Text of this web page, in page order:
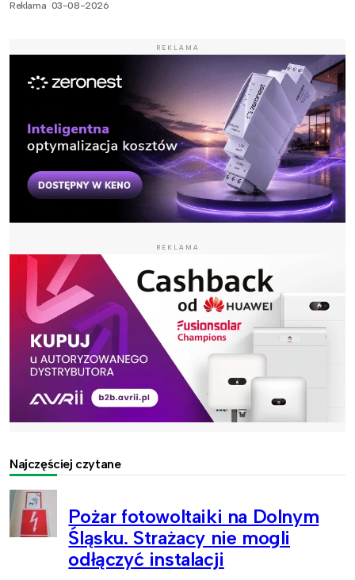
Reklama 03-08-2026
REKLAMA
REKLAMA
Najczęściej czytane
Pożar fotowoltaiki na Dolnym
Śląsku. Strażacy nie mogli
odłączyć instalacji